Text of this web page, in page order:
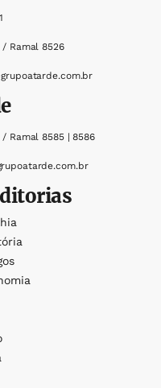
/ Ramal 8526
/ Ramal 8585 | 8586